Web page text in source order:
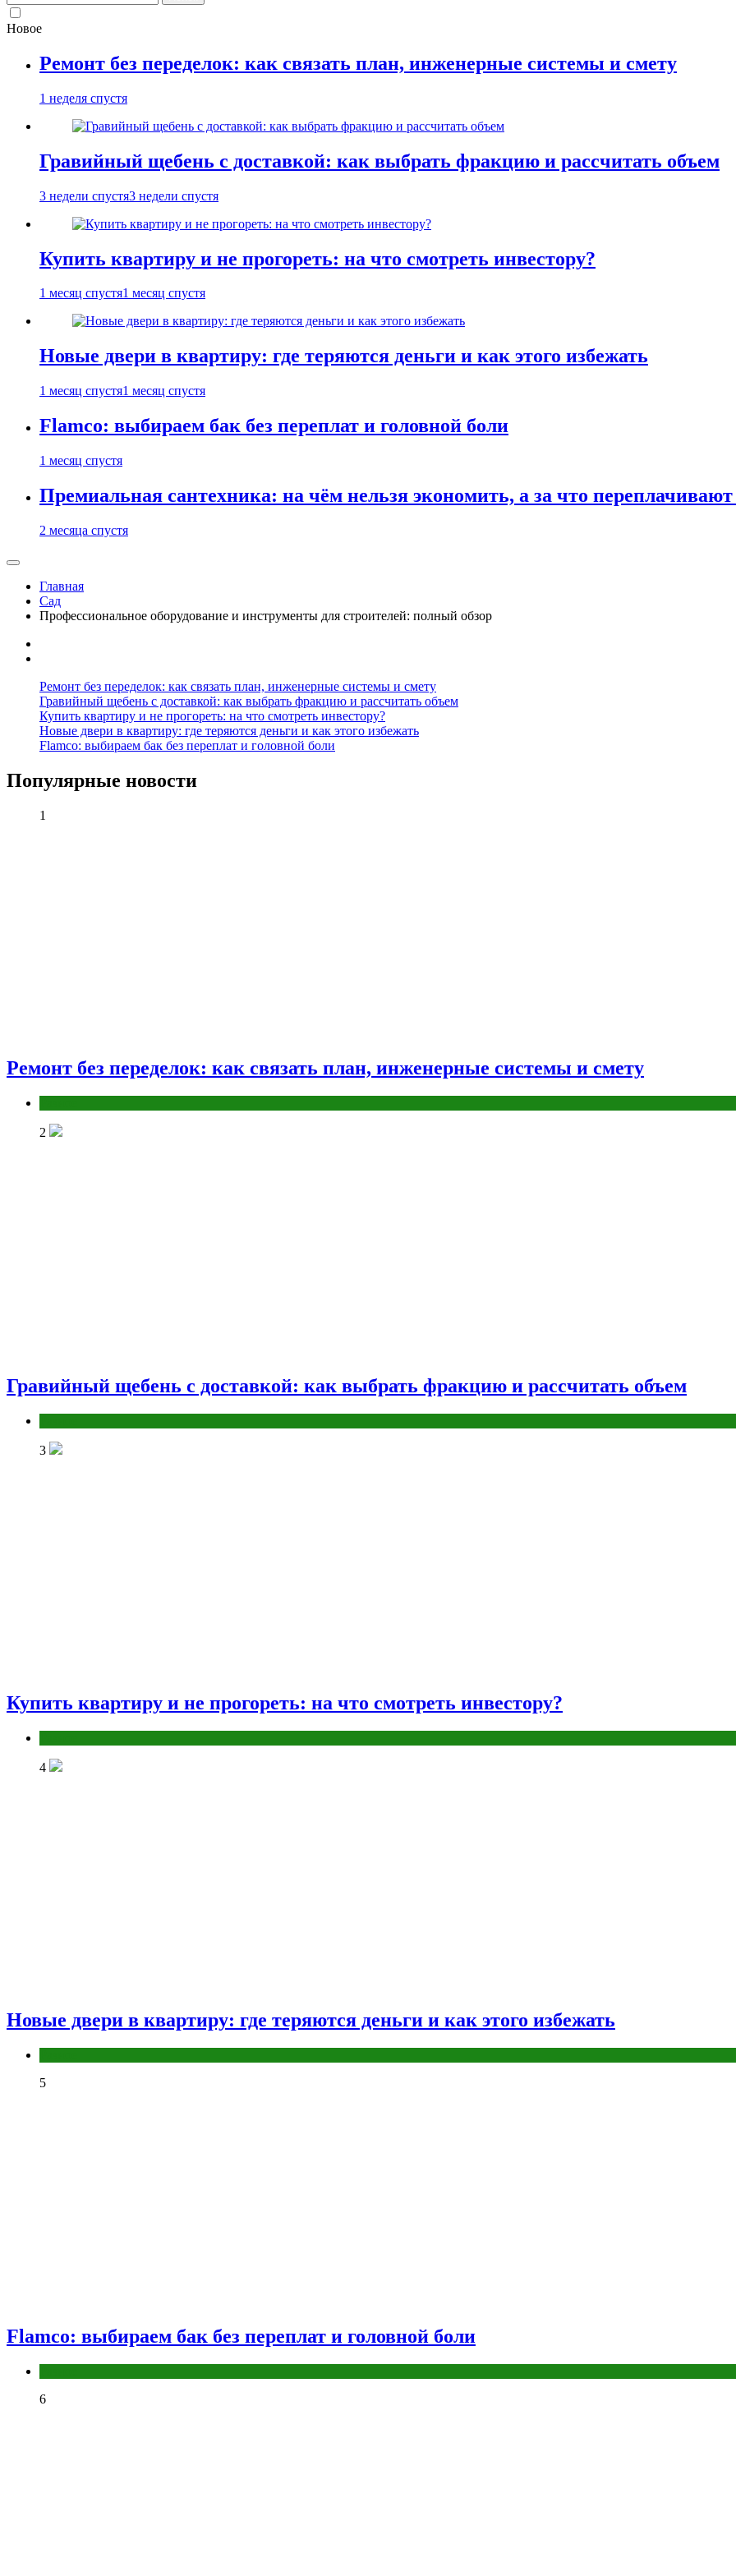
Новое
Ремонт без переделок: как связать план, инженерные системы и смету
1 неделя спустя
Гравийный щебень с доставкой: как выбрать фракцию и рассчитать объем
3 недели спустя3 недели спустя
Купить квартиру и не прогореть: на что смотреть инвестору?
1 месяц спустя1 месяц спустя
Новые двери в квартиру: где теряются деньги и как этого избежать
1 месяц спустя1 месяц спустя
Flamco: выбираем бак без переплат и головной боли
1 месяц спустя
Премиальная сантехника: на чём нельзя экономить, а за что переплачивают
2 месяца спустя
Главная
Сад
Профессиональное оборудование и инструменты для строителей: полный обзор
Ремонт без переделок: как связать план, инженерные системы и смету
Гравийный щебень с доставкой: как выбрать фракцию и рассчитать объем
Купить квартиру и не прогореть: на что смотреть инвестору?
Новые двери в квартиру: где теряются деньги и как этого избежать
Flamco: выбираем бак без переплат и головной боли
Популярные новости
1
Ремонт без переделок: как связать план, инженерные системы и смету
2
Гравийный щебень с доставкой: как выбрать фракцию и рассчитать объем
3
Купить квартиру и не прогореть: на что смотреть инвестору?
4
Новые двери в квартиру: где теряются деньги и как этого избежать
5
Flamco: выбираем бак без переплат и головной боли
6